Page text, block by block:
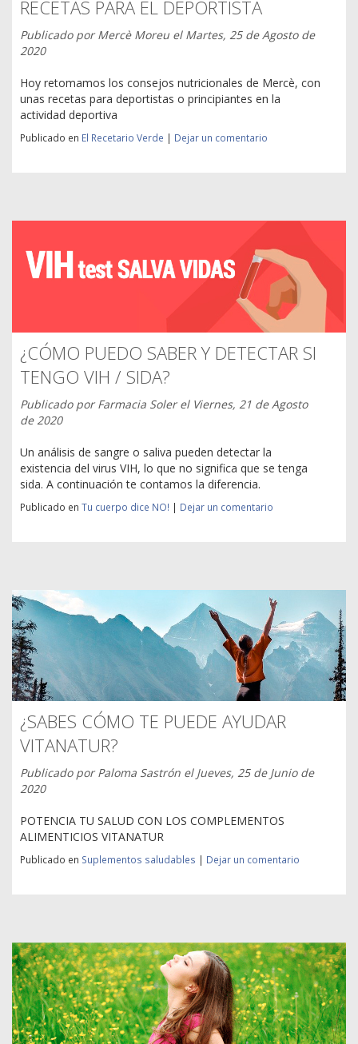
RECETAS PARA EL DEPORTISTA
Publicado porMercè Moreu el Martes, 25 de Agosto de
2020
Hoy retomamos los consejos nutricionales de Mercè, con
unas recetas para deportistas o principiantes en la
actividad deportiva
Publicado en El Recetario Verde | Dejar un comentario
¿CÓMO PUEDO SABER Y DETECTAR SI
TENGO VIH / SIDA?
Publicado porFarmacia Solerel Viernes, 21 de Agosto
de 2020
Un análisis de sangre o saliva pueden detectar la
existencia del virus VIH, lo que no significa que se tenga
sida. A continuación te contamos la diferencia.
Publicado en Tu cuerpo dice NO! | Dejar un comentario
¿SABES CÓMO TE PUEDE AYUDAR
VITANATUR?
Publicado porPaloma Sastrón el Jueves, 25 de Junio de
2020
POTENCIA TU SALUD CON LOS COMPLEMENTOS
ALIMENTICIOS VITANATUR
Publicado en Suplementos saludables | Dejar un comentario